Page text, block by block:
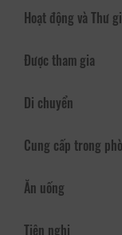
Hoạt động và Thư
Được tham gia
Di chuyển
Cung cấp trong
Ăn uống
Tiện nghi